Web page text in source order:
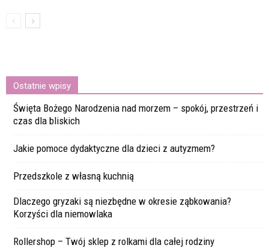
Ostatnie wpisy
Święta Bożego Narodzenia nad morzem – spokój, przestrzeń i
czas dla bliskich
Jakie pomoce dydaktyczne dla dzieci z autyzmem?
Przedszkole z własną kuchnią
Dlaczego gryzaki są niezbędne w okresie ząbkowania?
Korzyści dla niemowlaka
Rollershop – Twój sklep z rolkami dla całej rodziny